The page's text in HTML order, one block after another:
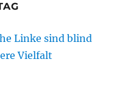
Linke sind blind
Vielfalt